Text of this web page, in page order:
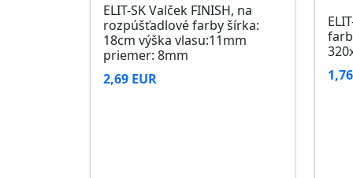
ELIT-SK Valček FINISH, na
rozpúšťadlové farby šírka:
18cm výška vlasu:11mm
priemer: 8mm
2,69 EUR